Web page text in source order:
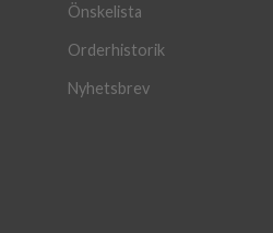
Önskelista
Orderhistorik
Nyhetsbrev